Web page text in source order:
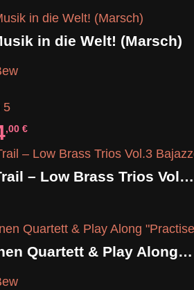
in die Welt! (Marsch)
5
,00€
BrassTrail – Low Brass Trios Vol.3 Bajazzo (2 Versionen)
Posaunen Quartett & Play Along „Practise–Play–Perform“